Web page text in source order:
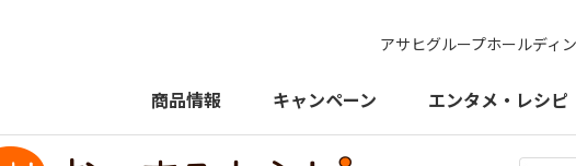
アサヒグループホールディ
商品情報 キャンペーン エンタメ・レシピ